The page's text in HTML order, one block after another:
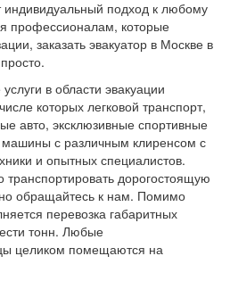
подход к любому
профессионалам, которые
заказать эвакуатор в Москве в
в области эвакуации
которых легковой транспорт,
авто, эксклюзивные спортивные
с различным клиренсом с
и опытных специалистов.
транспортировать дорогостоящую
обращайтесь к нам. Помимо
перевозка габаритных
тонн. Любые
целиком помещаются на